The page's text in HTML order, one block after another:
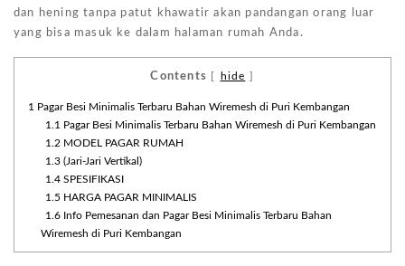
dan hening tanpa patut khawatir akan pandangan orang luar
yang bisa masuk ke dalam halaman rumah Anda.
Contents hide
1
Pagar Besi Minimalis Terbaru Bahan Wiremesh di Puri Kembangan
1.1
Pagar Besi Minimalis Terbaru Bahan Wiremesh di Puri Kembangan
1.2 MODEL PAGAR RUMAH
1.3(Jari-Jari Vertikal)
1.4SPESIFIKASI
1.5 HARGA PAGAR MINIMALIS
1.6Info Pemesanan dan Pagar Besi Minimalis Terbaru Bahan
Wiremesh di Puri Kembangan